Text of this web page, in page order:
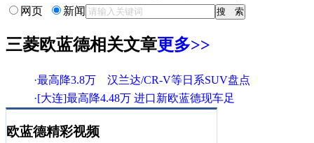
网页 新闻
三菱欧蓝德相关文章更多>>
·最高降3.8万 汉兰达/CR-V等日系SUV盘点
·[大连]最高降4.48万 进口新欧蓝德现车足
·超凡驾驶感受 三菱SUV驾赏会深圳站启动!
欧蓝德精彩视频